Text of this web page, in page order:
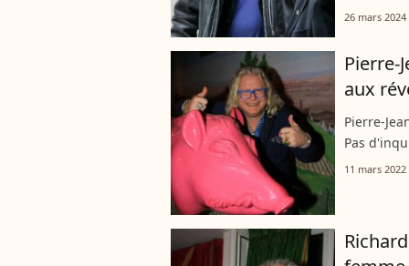
lieu ce
26 mars 2024
Pierre-
aux
Pierre-
Pas
sur la
11 mars 2022